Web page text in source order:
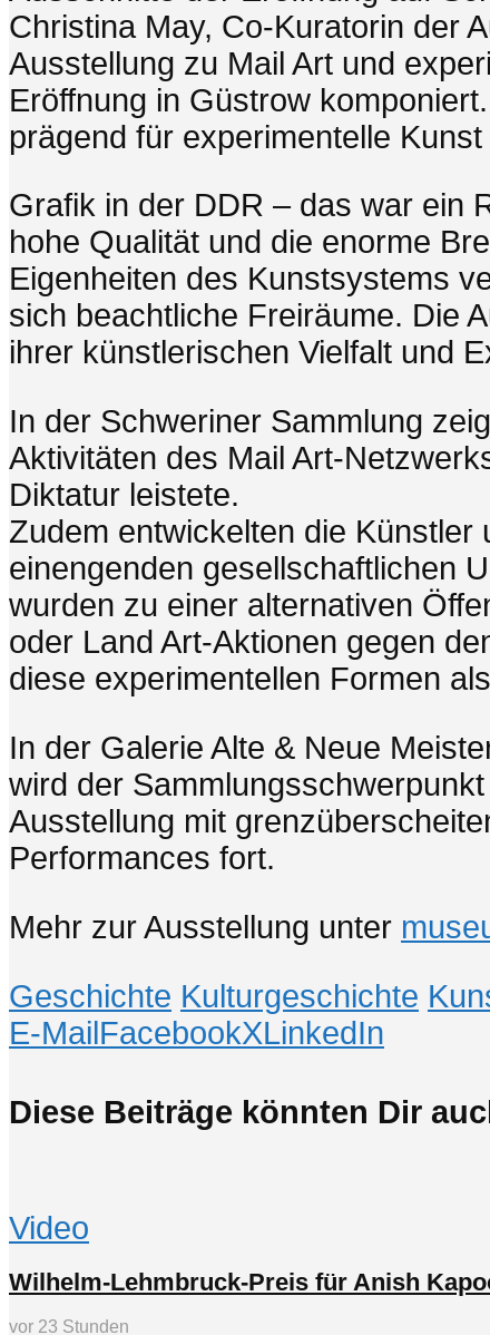
Christina May, Co-Kuratorin der
Ausstellung zu Mail Art und
Eröffnung in Güstrow
prägend für experimentelle
Grafik in der DDR – das war ein
hohe Qualität und die enorme
Eigenheiten des Kunstsystems
sich beachtliche Freiräume. Die
ihrer künstlerischen Vielfalt und
In der Schweriner Sammlung
Aktivitäten des Mail Art-
Diktatur leistete.
Zudem entwickelten die
einengenden gesellschaftlichen
wurden zu einer alternativen
oder Land Art-Aktionen gegen
diese experimentellen Formen
In der Galerie Alte & Neue
wird der
Ausstellung mit
Performances fort.
Mehr zur Ausstellung unter
Geschichte Kulturgeschichte
E-MailFacebookXLinkedIn
Diese Beiträge könnten Dir
Video
Wilhelm-Lehmbruck-Preis für Anish
vor 23 Stunden